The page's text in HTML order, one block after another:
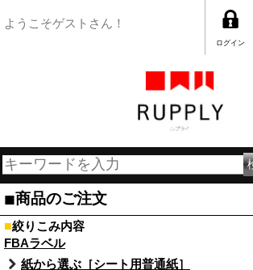
ようこそゲストさん！
ログイン
■商品のご注文
■絞りこみ内容
FBAラベル
紙から選ぶ［シート用普通紙］